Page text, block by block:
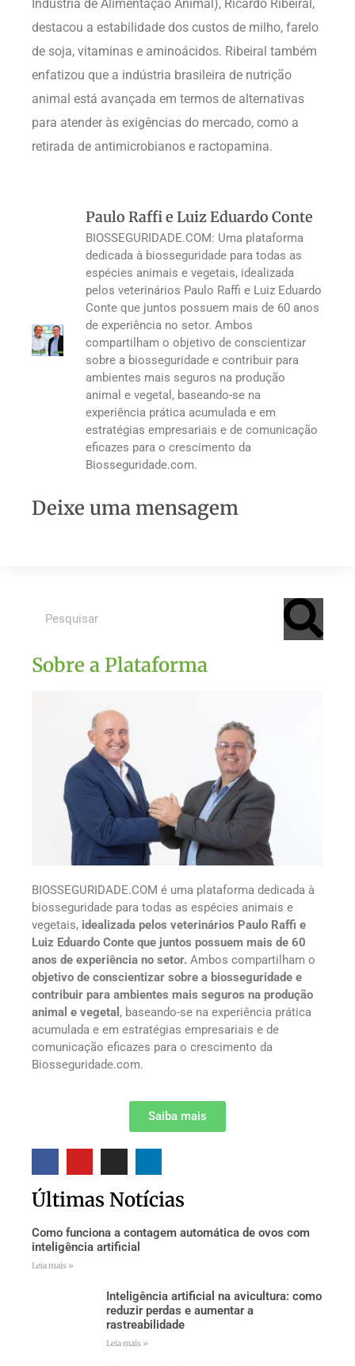
Indústria de Alimentação Animal), Ricardo Ribeiral,
destacou a estabilidade dos custos de milho, farelo
de soja, vitaminas e aminoácidos. Ribeiral também
enfatizou que a indústria brasileira de nutrição
animal está avançada em termos de alternativas
para atender às exigências do mercado, como a
retirada de antimicrobianos e ractopamina.
Paulo Raffi e Luiz Eduardo Conte
BIOSSEGURIDADE.COM: Uma plataforma
dedicada à biosseguridade para todas as
espécies animais e vegetais, idealizada
pelos veterinários Paulo Raffi e Luiz Eduardo
Conte que juntos possuem mais de 60 anos
de experiência no setor. Ambos
compartilham o objetivo de conscientizar
sobre a biosseguridade e contribuir para
ambientes mais seguros na produção
animal e vegetal, baseando-se na
experiência prática acumulada e em
estratégias empresariais e de comunicação
eficazes para o crescimento da
Biosseguridade.com.
Deixe uma mensagem
Sobre a Plataforma
BIOSSEGURIDADE.COM é uma plataforma dedicada à
biosseguridade para todas as espécies animais e
vegetais, idealizada pelos veterinários Paulo Raffi e
Luiz Eduardo Conte que juntos possuem mais de 60
anos de experiência no setor. Ambos compartilham o
objetivo de conscientizar sobre a biosseguridade e
contribuir para ambientes mais seguros na produção
animal e vegetal , baseando-se na experiência prática
acumulada e em estratégias empresariais e de
comunicação eficazes para o crescimento da
Biosseguridade.com.
Saiba mais
Últimas Notícias
Como funciona a contagem automática de ovos com
inteligência artificial
Leia mais »
Inteligência artificial na avicultura: como
reduzir perdas e aumentar a
rastreabilidade
Leia mais »